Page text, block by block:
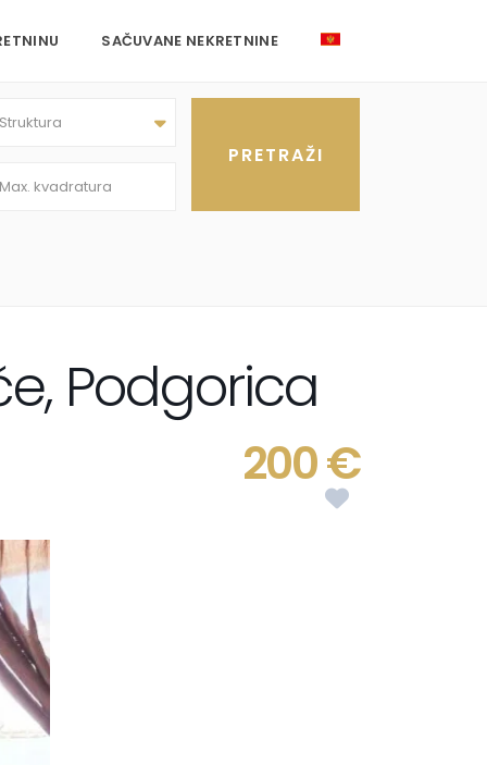
SAČUVANE NEKRETNINE
Struktura
Podgorica
200 €